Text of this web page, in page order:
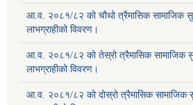
आ.व. २०८१/८२ को चौथो त्रैमासिक सामाजिक
लाभग्राहीको विवरण।
आ.व. २०८१/८२ को तेस्रो त्रैमासिक सामाजिक
लाभग्राहीको विवरण।
आ.व. २०८१/८२ को दोस्रो त्रैमासिक सामाजिक